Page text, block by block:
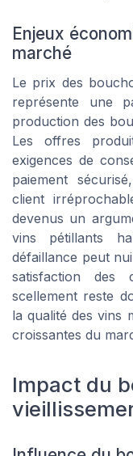
Enjeux
marché
Le prix des
représente une
production des
Les offres
exigences de
paiement
client
devenus un
vins pétillants
défaillance peut
satisfaction des
scellement reste
la qualité des vins
croissantes du
Impact du